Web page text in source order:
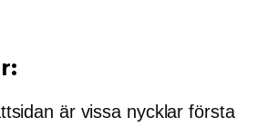
är vissa nycklar första